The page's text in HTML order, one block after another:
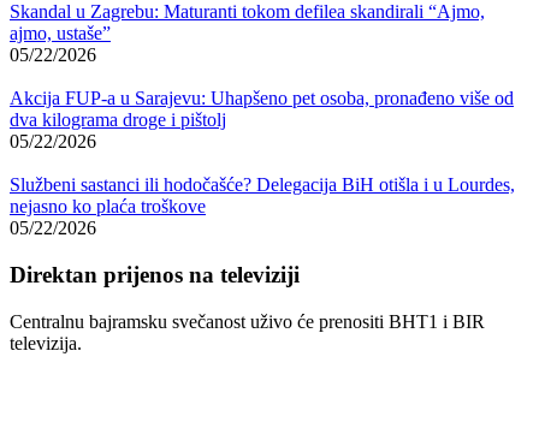
Skandal u Zagrebu: Maturanti tokom defilea skandirali “Ajmo,
ajmo, ustaše”
05/22/2026
Akcija FUP-a u Sarajevu: Uhapšeno pet osoba, pronađeno više od
dva kilograma droge i pištolj
05/22/2026
Službeni sastanci ili hodočašće? Delegacija BiH otišla i u Lourdes,
nejasno ko plaća troškove
05/22/2026
Direktan prijenos na televiziji
Centralnu bajramsku svečanost uživo će prenositi BHT1 i BIR
televizija.